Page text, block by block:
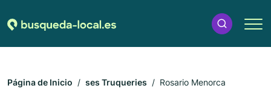
Página de Inicio ses Truqueries Rosario Menorca